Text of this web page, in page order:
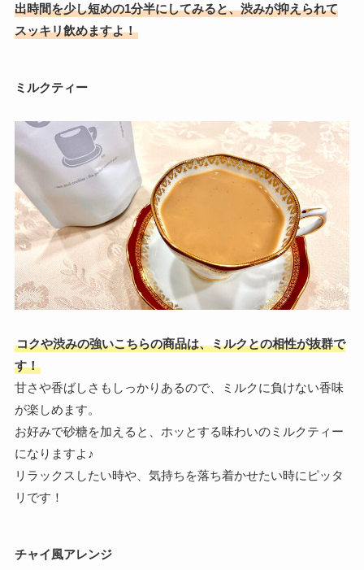
出時間を少し短めの1分半にしてみると、渋みが抑えられて
スッキリ飲めますよ！
ミルクティー
コクや渋みの強いこちらの商品は、ミルクとの相性が抜群で
す！
甘さや香ばしさもしっかりあるので、ミルクに負けない香味
が楽しめます。
お好みで砂糖を加えると、ホッとする味わいのミルクティー
になりますよ♪
リラックスしたい時や、気持ちを落ち着かせたい時にピッタ
リです！
チャイ風アレンジ